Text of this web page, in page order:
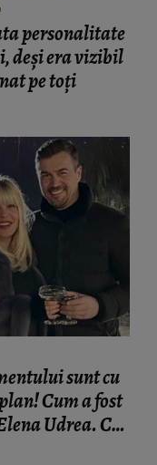
personalitate
deși era vizibil
pe toți
sunt cu
Cum a fost
Udrea. Cu